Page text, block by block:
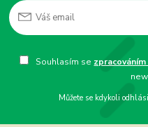
Souhlasím se
Můžete se kdykoli